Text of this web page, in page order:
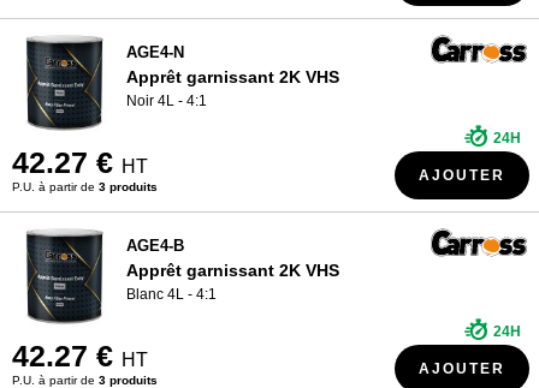
AGE4-N
Apprêt garnissant 2K VHS
Noir 4L - 4:1
42.27 € HT
P.U. à partir de 3 produits
24H
AJOUTER
AGE4-B
Apprêt garnissant 2K VHS
Blanc 4L - 4:1
42.27 € HT
P.U. à partir de 3 produits
24H
AJOUTER